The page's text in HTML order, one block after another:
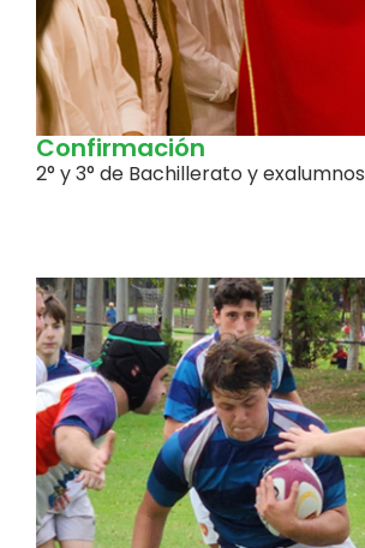
Confirmación
2° y 3° de Bachillerato y exalumnos